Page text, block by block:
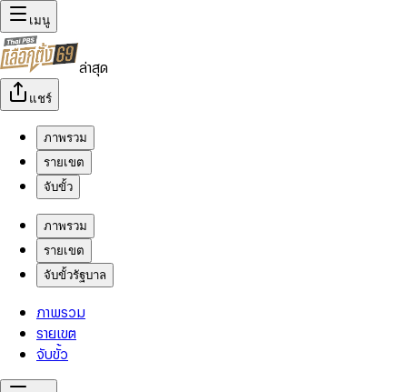
เมนู
ล่าสุด
แชร์
ภาพรวม
รายเขต
จับขั้ว
ภาพรวม
รายเขต
จับขั้วรัฐบาล
ภาพรวม
รายเขต
จับขั้ว